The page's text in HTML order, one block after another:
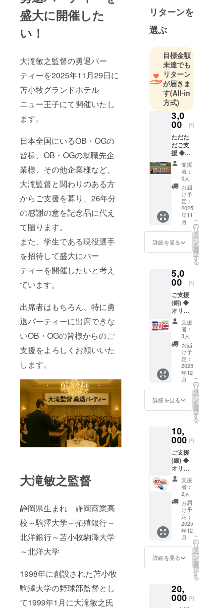
盛大に開催した
い！
大滝敏之監督の勇退パー
ティーを2025年11月29日に
苫小牧グランドホテル
ニュー王子にて開催いたし
ます。
日本全国にいるOB・OGの
皆様、OB・OGの就職先企
業様、その他企業様など、
大滝監督と関わりのある方
からご支援を募り、26年分
の感謝の意を記念品に代え
て贈ります。
また、学生である現役選手
を招待して盛大にパー
ティーを開催したいと考え
ています。
出席者はもちろん、特に勇
退パーティーに出席できな
いOB・OGの皆様からのご
支援をよろしくお願いいた
します。
大滝敏之監督
静岡県生まれ 静岡商業高
校～駒澤大学～拓殖銀行～
北洋銀行～苫小牧駒澤大学
～北洋大学
1998年に創設された苫小牧
駒澤大学の野球部監督とし
て1999年1月に大滝敏之氏
リターンを
選ぶ
目標金額
未達でも
リターン
が届きま
す(All-in
方式)
3,0
00 円
ただた
だご支
援 ◆お
礼の
メッ
セージ
(当日の
写真を
添えて)
をお送
りしま
す。 ※
備考欄
に大滝
監督へ
お祝い
セージ
をお寄
せくだ
さい。
勇退
パー
ティー
当日に
代読さ
せてい
ただき
ます。
支援
者：
0人
お届
け予
定：
2025
年11
月
詳細を見る
こ
の
リ
タ
ー
ン
を
選
択
す
る
5,0
00 円
ご支援
(銅) ◆
オリジ
ナル記
念品
(ボール
ペン)
※KOMA
ZAWA
版と
Hokuyo
版どち
らかか
らお選
びくだ
さい。
は宛先
などの
入力を
お願い
しま
す。 ※
備考欄
に大滝
監督へ
お祝い
のメッ
セージ
をお寄
せくだ
さい。
勇退
パー
せてい
ただき
ます。
支援
者：
3人
お届
け予
定：
2025
年12
月
詳細を見る
こ
の
リ
タ
ー
ン
を
選
択
す
る
10,
000 円
ご支援
(銀) ◆
オリジ
ナル記
念品(マ
ウス
パッド)
※KOMA
ZAWA
版と
Hokuyo
版どち
らかか
らお選
びくだ
さい。
は宛先
などの
入力を
支援
者：
2人
お届
け予
定：
2025
年12
月
詳細を見る
こ
の
リ
タ
ー
ン
を
選
択
す
る
20,
000 円